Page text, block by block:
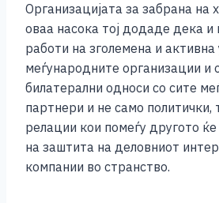
Организацијата за забрана на
оваа насока тој додаде дека и
работи на зголемена и активна
меѓународните организации и
билатерални односи со сите
партнери и не само политички,
релации кои помеѓу другото
на заштита на деловниот
компании во странство.